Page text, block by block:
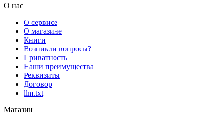
О нас
О сервисе
О магазине
Книги
Возникли вопросы?
Приватность
Наши преимущества
Реквизиты
Договор
llm.txt
Магазин